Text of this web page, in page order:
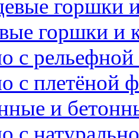
горшки
горшки и
с рельефной
с плетёной
и